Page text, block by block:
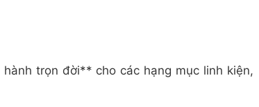
trọn đời** cho các hạng mục linh kiện,